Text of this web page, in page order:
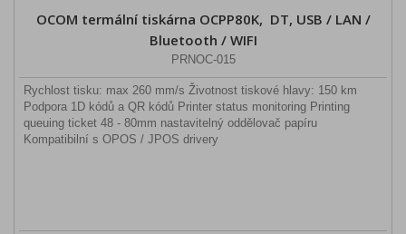
OCOM termální tiskárna OCPP80K, DT, USB / LAN /
Bluetooth / WIFI
PRNOC-015
Rychlost tisku: max 260 mm/s Životnost tiskové hlavy: 150 km
Podpora 1D kódů a QR kódů Printer status monitoring Printing
queuing ticket 48 - 80mm nastavitelný oddělovač papíru
Kompatibilní s OPOS / JPOS drivery